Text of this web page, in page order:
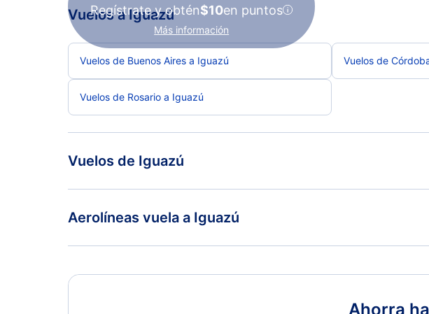
Regístrate y obtén$10en puntos
Más información
Vuelos a Iguazú
Vuelos de Buenos Aires a Iguazú Vuelos de
Vuelos de Rosario a Iguazú
Vuelos de Iguazú
Aerolíneas vuela a Iguazú
Ahorra